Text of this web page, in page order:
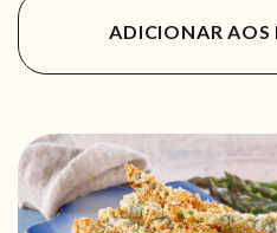
ADICIONAR AOS